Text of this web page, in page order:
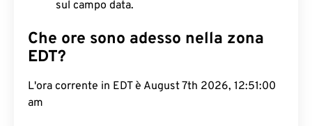
sul campo data.
Che ore sono adesso nella zona
EDT?
L'ora corrente in EDT è August 7th 2026, 12:51:01
am